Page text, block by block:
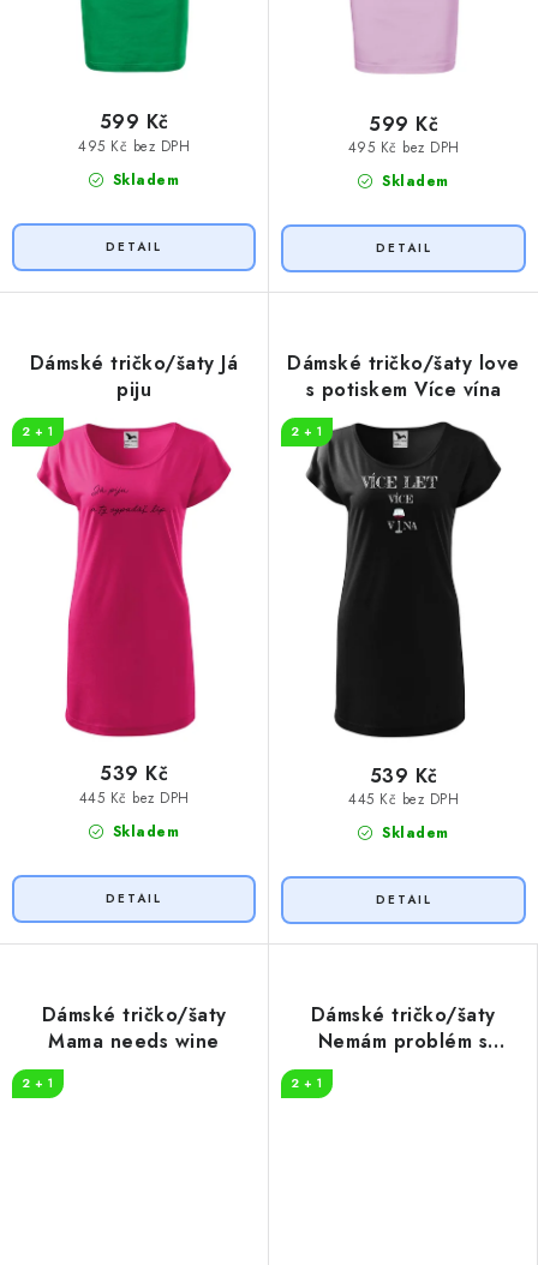
Skladem
495 Kč bez DPH
599 Kč
Skladem
495 Kč bez DPH
599 Kč
Dámské tričko/šaty Já
piju
2 + 1
Skladem
445 Kč bez DPH
539 Kč
Dámské tričko/šaty love
s potiskem Více vína
2 + 1
Skladem
445 Kč bez DPH
539 Kč
Dámské tričko/šaty
Mama needs wine
2 + 1
Dámské tričko/šaty
Nemám problém s
2 + 1